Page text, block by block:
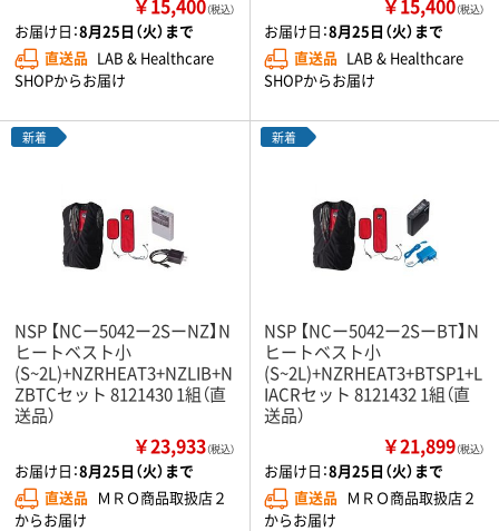
（税込）
お届け日：8月25日（火）まで
直送品 LAB & Healthcare
SHOPからお届け
（税込）
お届け日：8月25日（火）まで
直送品 LAB & Healthcare
SHOPからお届け
新着
NSP 【NCー5042ー2SーNZ】N
ヒートベスト小
(S~2L)+NZRHEAT3+NZLIB+N
ZBTCセット 8121430 1組（直
送品）
￥23,933（税込）
お届け日：8月25日（火）まで
直送品 ＭＲＯ商品取扱店２
からお届け
新着
NSP 【NCー5042ー2SーBT】N
ヒートベスト小
(S~2L)+NZRHEAT3+BTSP1+L
IACRセット 8121432 1組（直
送品）
￥21,899（税込）
お届け日：8月25日（火）まで
直送品 ＭＲＯ商品取扱店２
からお届け